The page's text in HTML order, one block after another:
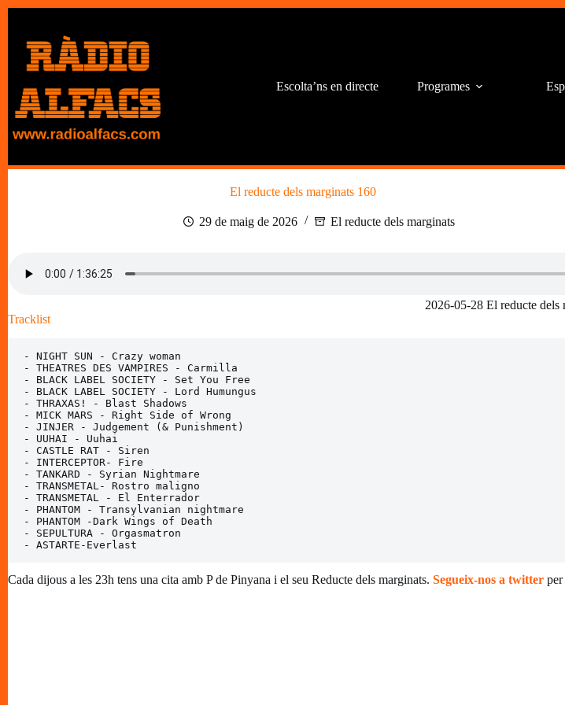
contingut
Escolta’ns en directe Programes
El reducte dels marginats 160
29 de maig de 2026 El reducte dels marginats
2026-05-28 El reducte dels
Tracklist
- NIGHT SUN - Crazy woman
- THEATRES DES VAMPIRES - Carmilla
- BLACK LABEL SOCIETY - Set You Free
- BLACK LABEL SOCIETY - Lord Humungus
- THRAXAS! - Blast Shadows
- MICK MARS - Right Side of Wrong
- JINJER - Judgement (& Punishment)
- UUHAI - Uuhai
- CASTLE RAT - Siren
- INTERCEPTOR- Fire
- TANKARD - Syrian Nightmare
- TRANSMETAL- Rostro maligno
- TRANSMETAL - El Enterrador
- PHANTOM - Transylvanian nightmare
- PHANTOM -Dark Wings of Death
- SEPULTURA - Orgasmatron
- ASTARTE-Everlast
Cada dijous a les 23h tens una cita amb P de Pinyana i el seu Reducte dels marginats. Segueix-nos a twitter per